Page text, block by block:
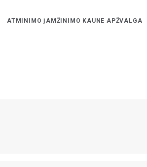
ATMINIMO ĮAMŽINIMO KAUNE APŽVALGA